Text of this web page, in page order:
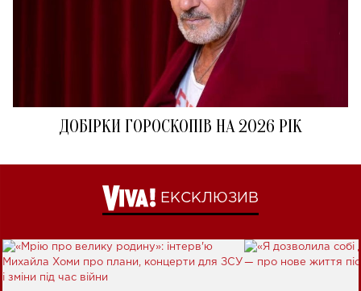
ДОБІРКИ ГОРОСКОПІВ НА 2026 РІК
ЕКСКЛЮЗИВ